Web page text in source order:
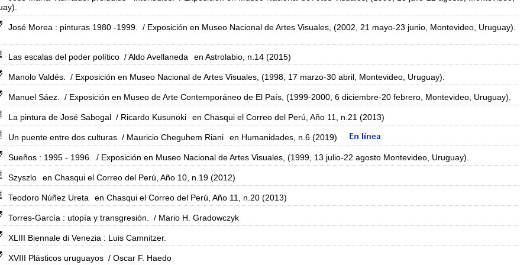
José Morea : pinturas 1980 -1999. / Exposición en Museo Nacional de Artes Visuales, (2002, 21 mayo-23 junio, Montevideo, Uruguay).
Las escalas del poder político / Aldo Avellaneda en Astrolabio, n.14 (2015)
Manolo Valdés. / Exposición en Museo Nacional de Artes Visuales, (1998, 17 marzo-30 abril, Montevideo, Uruguay).
Manuel Sáez. / Exposición en Museo de Arte Contemporáneo de El País, (1999-2000, 6 diciembre-20 febrero, Montevideo, Uruguay).
La pintura de José Sabogal / Ricardo Kusunoki en Chasqui el Correo del Perú, Año 11, n.21 (2013)
Un puente entre dos culturas / Mauricio Cheguhem Riani en Humanidades, n.6 (2019)
Sueños : 1995 - 1996. / Exposición en Museo Nacional de Artes Visuales, (1999, 13 julio-22 agosto Montevideo, Uruguay).
Szyszlo en Chasqui el Correo del Perú, Año 10, n.19 (2012)
Teodoro Núñez Ureta en Chasqui el Correo del Perú, Año 11, n.20 (2013)
Torres-García : utopía y transgresión. / Mario H. Gradowczyk
XLIII Biennale di Venezia : Luis Camnitzer.
XVIII Plásticos uruguayos / Oscar F. Haedo